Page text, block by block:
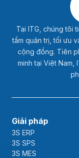
Tại ITG, chúng tôi
tầm quản trị, tối ưu
cộng đồng. Tiên
minh tại Việt
Giải pháp
3S ERP
3S SPS
3S MES